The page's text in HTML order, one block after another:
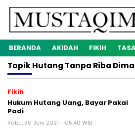
BERANDA AKIDAH FIKIH
TopikHutang Tanpa Riba
Fikih
Hukum Hutang Uang, Bayar Pakai
Padi
Rabu, 30 Juni 2021 - 05:40 WIB